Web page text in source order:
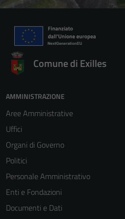
Comune di Exilles
AMMINISTRAZIONE
Aree Amministrative
Uffici
Organi di Governo
Politici
Personale Amministrativo
Enti e Fondazioni
Documenti e Dati